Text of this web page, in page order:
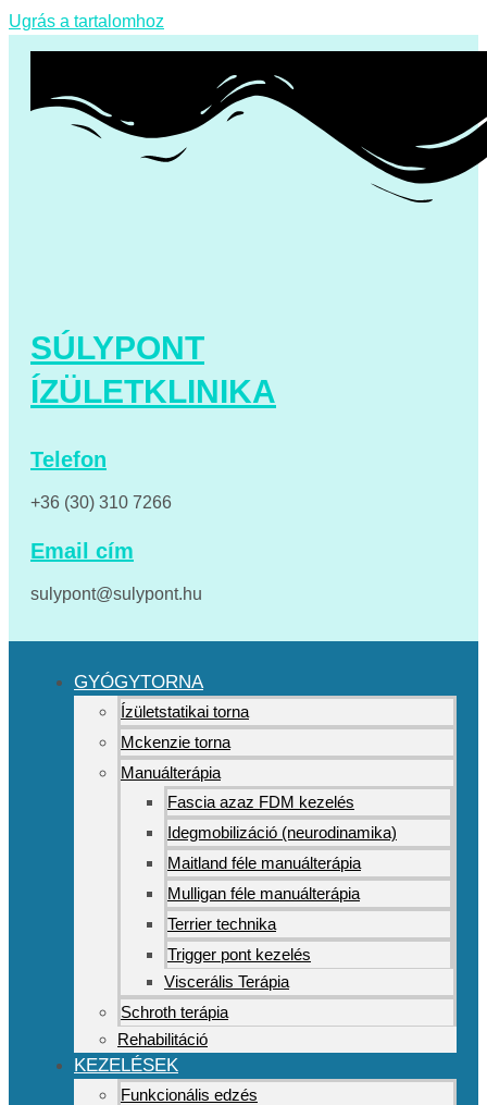
Ugrás a tartalomhoz
SÚLYPONT
ÍZÜLETKLINIKA
Telefon
+36 (30) 310 7266
Email cím
sulypont@sulypont.hu
GYÓGYTORNA
Ízületstatikai torna
Mckenzie torna
Manuálterápia
Fascia azaz FDM kezelés
Idegmobilizáció (neurodinamika)
Maitland féle manuálterápia
Mulligan féle manuálterápia
Terrier technika
Trigger pont kezelés
Viscerális Terápia
Schroth terápia
Rehabilitáció
KEZELÉSEK
Funkcionális edzés